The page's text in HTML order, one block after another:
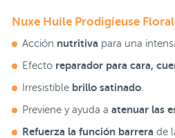
Nuxe Huile Prodigieuse
Acción nutritiva para una
Efecto reparador para cara,
Irresistible brillo satinado
Previene y ayuda a atenuar las
Refuerza la función barrera de